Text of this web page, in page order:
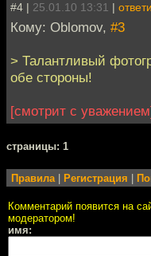
#4 | 25.01.10 13:31 |
Кому: Oblomov, #3
> Талантливый
обе стороны!
[смотрит с
cтраницы: 1
Правила| Регистрация
Комментарий появится на
модератором!
имя: